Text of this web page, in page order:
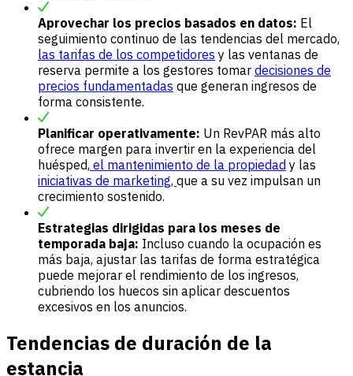
Aprovechar los precios basados en datos: El
seguimiento continuo de las tendencias del mercado,
las tarifas de los competidores y las ventanas de
reserva permite a los gestores tomar decisiones de
precios fundamentadas que generan ingresos de
forma consistente.
Planificar operativamente: Un RevPAR más alto
ofrece margen para invertir en la experiencia del
huésped, el mantenimiento de la propiedad y las
iniciativas de marketing, que a su vez impulsan un
crecimiento sostenido.
Estrategias dirigidas para los meses de
temporada baja: Incluso cuando la ocupación es
más baja, ajustar las tarifas de forma estratégica
puede mejorar el rendimiento de los ingresos,
cubriendo los huecos sin aplicar descuentos
excesivos en los anuncios.
Tendencias de duración de la
estancia